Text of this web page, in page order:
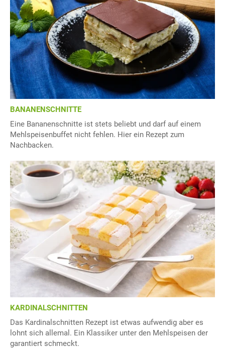
BANANENSCHNITTE
Eine Bananenschnitte ist stets beliebt und darf auf einem
Mehlspeisenbuffet nicht fehlen. Hier ein Rezept zum
Nachbacken.
KARDINALSCHNITTEN
Das Kardinalschnitten Rezept ist etwas aufwendig aber es
lohnt sich allemal. Ein Klassiker unter den Mehlspeisen der
garantiert schmeckt.